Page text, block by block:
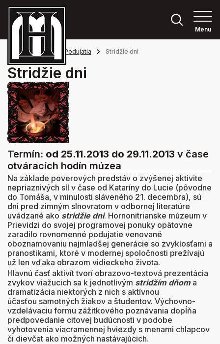
Menu
Hlavná stránka Podujatia Stridžie dni
Stridžie dni
Termín: od 25.11.2013 do 29.11.2013 v čase
otváracích hodín múzea
Na základe poverových predstáv o zvýšenej aktivite
nepriaznivých síl v čase od Kataríny do Lucie (pôvodne
do Tomáša, v minulosti sláveného 21. decembra), sú
dni pred zimným slnovratom v odbornej literatúre
uvádzané ako stridžie dni. Hornonitrianske múzeum v
Prievidzi do svojej programovej ponuky opätovne
zaradilo rovnomenné podujatie venované
oboznamovaniu najmladšej generácie so zvyklosťami a
pranostikami, ktoré v modernej spoločnosti prežívajú
už len vďaka obrazom vidieckeho života.
Hlavnú časť aktivít tvorí obrazovo-textová prezentácia
zvykov viažucich sa k jednotlivým stridžím dňoma
dramatizácia niektorých z nich s aktívnou
účasťou samotných žiakov a študentov. Výchovno-
vzdelávaciu formu zážitkového poznávania dopĺňa
predpovedanie citovej budúcnosti v podobe
vyhotovenia viacramennej hviezdy s menami chlapcov
či dievčat ako možných nastávajúcich.